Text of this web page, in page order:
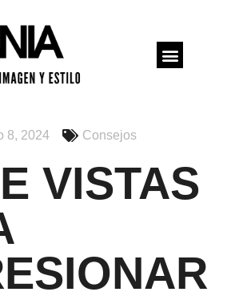
8, 2024 Consejos
VISTAS